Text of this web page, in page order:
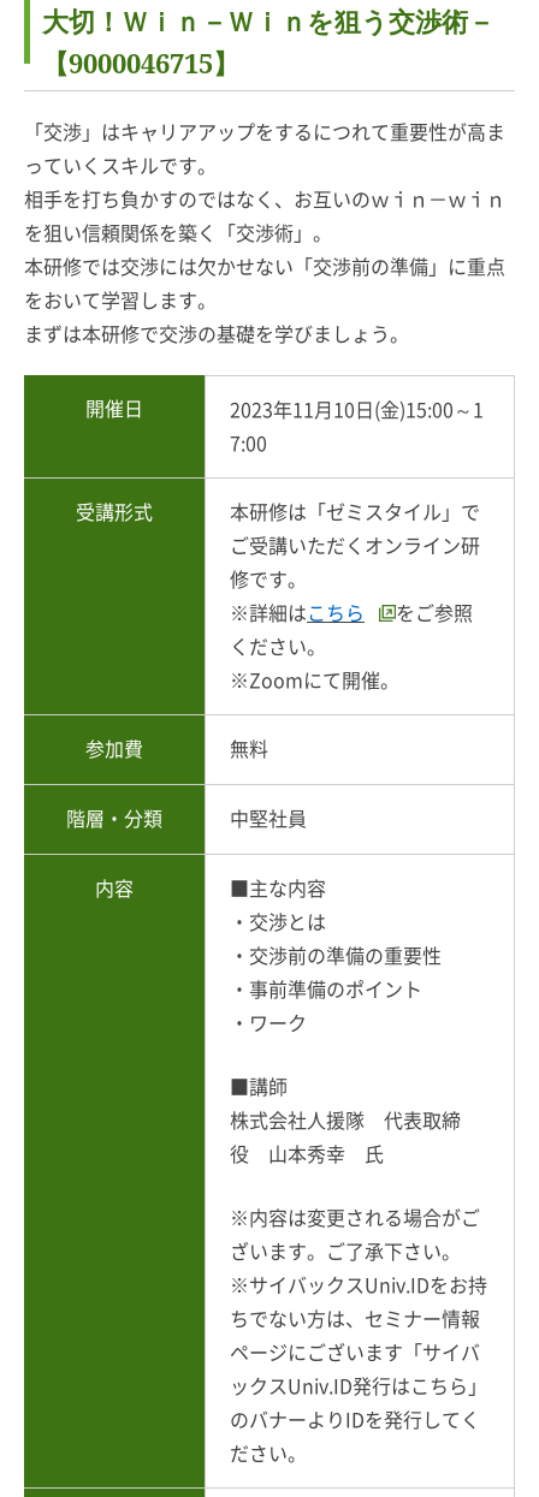
大切！Ｗｉｎ－Ｗｉｎを狙う交渉術－
【9000046715】
「交渉」はキャリアアップをするにつれて重要性が高ま
っていくスキルです。
相手を打ち負かすのではなく、お互いのｗｉｎ－ｗｉｎ
を狙い信頼関係を築く「交渉術」。
本研修では交渉には欠かせない「交渉前の準備」に重点
をおいて学習します。
まずは本研修で交渉の基礎を学びましょう。
開催日
2023年11月10日(金)15:00～1
7:00
受講形式
本研修は「ゼミスタイル」で
ご受講いただくオンライン研
修です。
※詳細はこちら
をご参照
ください。
※Zoomにて開催。
参加費 無料
階層・分類 中堅社員
内容
■主な内容
・交渉とは
・交渉前の準備の重要性
・事前準備のポイント
・ワーク
■講師
株式会社人援隊 代表取締
役 山本秀幸 氏
※内容は変更される場合がご
ざいます。ご了承下さい。
※サイバックスUniv.IDをお持
ちでない方は、セミナー情報
ページにございます「サイバ
ックスUniv.ID発行はこちら」
のバナーよりIDを発行してく
ださい。